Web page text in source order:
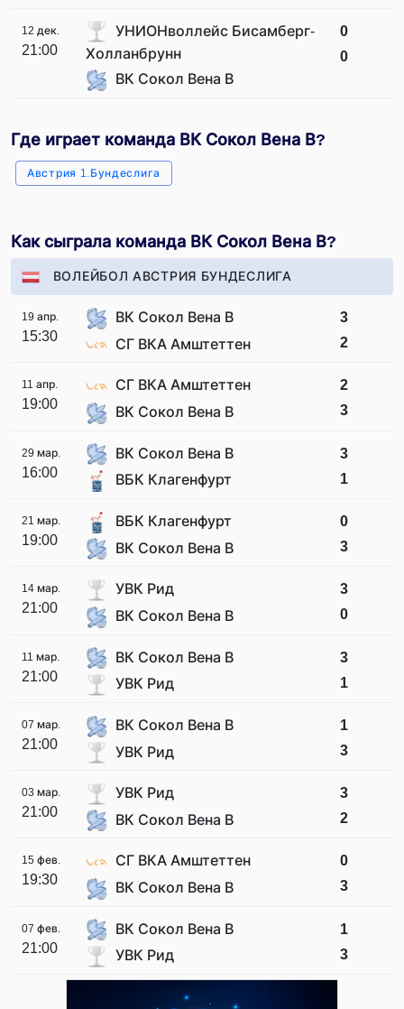
12 дек.
21:00
УНИОНволлейс Бисамберг-
Холланбрунн
ВК Сокол Вена В
0
0
Где играет команда ВК Сокол Вена В?
Австрия 1.Бундеслига
Как сыграла команда ВК Сокол Вена В?
ВОЛЕЙБОЛ АВСТРИЯ БУНДЕСЛИГА
19 апр.
15:30
ВК Сокол Вена В
СГ ВКА Амштеттен
3
2
11 апр.
19:00
СГ ВКА Амштеттен
ВК Сокол Вена В
2
3
29 мар.
16:00
ВК Сокол Вена В
ВБК Клагенфурт
3
1
21 мар.
19:00
ВБК Клагенфурт
ВК Сокол Вена В
0
3
14 мар.
21:00
УВК Рид
ВК Сокол Вена В
3
0
11 мар.
21:00
ВК Сокол Вена В
УВК Рид
3
1
07 мар.
21:00
ВК Сокол Вена В
УВК Рид
1
3
03 мар.
21:00
УВК Рид
ВК Сокол Вена В
3
2
15 фев.
19:30
СГ ВКА Амштеттен
ВК Сокол Вена В
0
3
07 фев.
21:00
ВК Сокол Вена В
УВК Рид
1
3